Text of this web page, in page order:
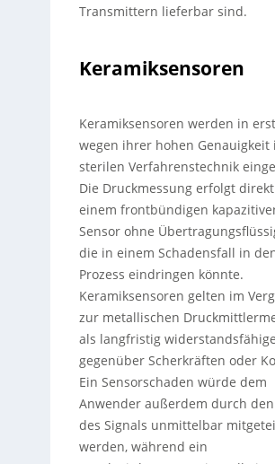
Transmittern lieferbar sind.
Keramiksensoren
Keramiksensoren werden in
wegen ihrer hohen Genauigkeit
sterilen Verfahrenstechnik
Die Druckmessung erfolgt
einem frontbündigen
Sensor ohne
die in einem Schadensfall in
Prozess eindringen könnte.
Keramiksensoren gelten im
zur metallischen
als langfristig
gegenüber Scherkräften oder
Ein Sensorschaden würde dem
Anwender außerdem durch
des Signals unmittelbar
werden, während ein